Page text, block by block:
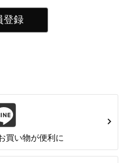
登録
買い物が便利に